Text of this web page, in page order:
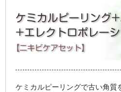
フェイスライン+口囲
眼囲
ケミカルピーリング
+エレクトロポレーシ
【ニキビケアセット】
ケミカルピーリングで古い角質